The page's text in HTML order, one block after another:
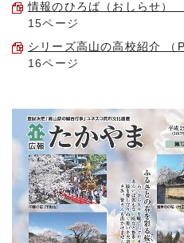
情報のひろば（おしらせ）
15ページ
シリーズ高山の高校紹介 （
16ページ